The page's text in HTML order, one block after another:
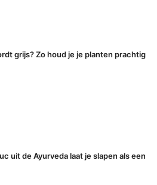
grijs? Zo houd je je planten prachtig
uit de Ayurveda laat je slapen als een